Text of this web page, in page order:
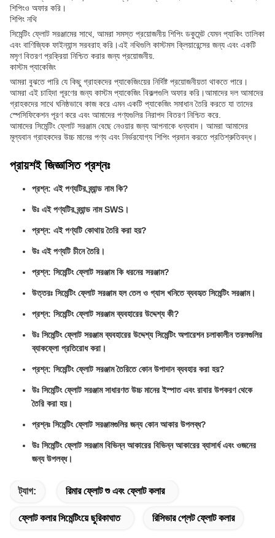
শিপিংও অফার করি।
শিপিং নথি
সিমেন্টিং ফ্লোট সরঞ্জামের সাথে, আমরা সমস্ত প্রয়োজনীয় শিপিং ডকুমেন্ট যেমন প্যাকিং তালিকা
এবং বাণিজ্যিক ফাইন্যান্স সরবরাহ করি।এই নথিগুলি কাস্টমস ক্লিয়ারেন্সের জন্য এবং একটি
মসৃণ বিতরণ প্রক্রিয়া নিশ্চিত করার জন্য প্রয়োজনীয়.
কাস্টম প্যাকেজিং
আমরা বুঝতে পারি যে কিছু গ্রাহকদের প্যাকেজিংয়ের নির্দিষ্ট প্রয়োজনীয়তা থাকতে পারে।
আমরা এই চাহিদা পূরণের জন্য কাস্টম প্যাকেজিং বিকল্পগুলি অফার করি।আমাদের দল আমাদের
গ্রাহকদের সাথে ঘনিষ্ঠভাবে কাজ করে এমন একটি প্যাকেজিং সমাধান তৈরি করতে যা তাদের
স্পেসিফিকেশন পূরণ করে এবং আমাদের পণ্যগুলির নিরাপদ বিতরণ নিশ্চিত করে.
আমাদের সিমেন্টিং ফ্লোট সরঞ্জাম বেছে নেওয়ার জন্য আপনাকে ধন্যবাদ। আমরা আমাদের
মূল্যবান গ্রাহকদের উচ্চ মানের পণ্য এবং নির্ভরযোগ্য শিপিং প্রদান করতে প্রতিশ্রুতিবদ্ধ।
প্রায়শই জিজ্ঞাসিত প্রশ্নঃ
প্রশ্ন: এই পণ্যটির ব্র্যান্ড নাম কি?
উঃ এই পণ্যটির ব্র্যান্ড নাম SWS।
প্রশ্ন: এই পণ্যটি কোথায় তৈরি করা হয়?
উঃ এই পণ্যটি চীনে তৈরি।
প্রশ্ন: সিমেন্টিং ফ্লোট সরঞ্জাম কি ধরনের সরঞ্জাম?
উত্তরঃ সিমেন্টিং ফ্লোট সরঞ্জাম হল তেল ও গ্যাস খনিতে ব্যবহৃত সিমেন্টিং সরঞ্জাম।
প্রশ্ন: সিমেন্টিং ফ্লোট সরঞ্জাম ব্যবহারের উদ্দেশ্য কী?
উঃ সিমেন্টিং ফ্লোট সরঞ্জাম ব্যবহারের উদ্দেশ্য সিমেন্টিং অপারেশন চলাকালীন তরলগুলির
ব্যাকফ্লো প্রতিরোধ করা।
প্রশ্ন: সিমেন্টিং ফ্লোট সরঞ্জাম তৈরিতে কোন উপাদান ব্যবহার করা হয়?
উঃ সিমেন্টিং ফ্লোট সরঞ্জাম সাধারণত উচ্চ মানের ইস্পাত এবং রাবার উপকরণ থেকে
তৈরি করা হয়।
প্রশ্নঃ সিমেন্টিং ফ্লোট সরঞ্জামগুলির জন্য কোন আকার উপলব্ধ?
উঃ সিমেন্টিং ফ্লোট সরঞ্জাম বিভিন্ন আকারের বিভিন্ন আকারের ব্যাসার্ধ এবং ওজনের
জন্য উপলব্ধ।
ট্যাগ: রিমার ফ্লোট শু এবং ফ্লোট কলার
ফ্লোট কলার সিমেন্টিংয়ে ছুরিকাঘাত রিসিভার প্লেট ফ্লোট কলার